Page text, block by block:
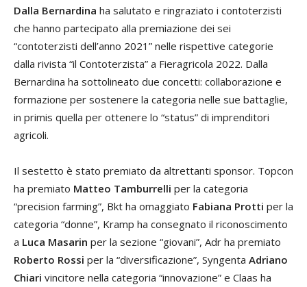
Dalla Bernardina ha salutato e ringraziato i contoterzisti
che hanno partecipato alla premiazione dei sei
“contoterzisti dell’anno 2021” nelle rispettive categorie
dalla rivista “il Contoterzista” a Fieragricola 2022. Dalla
Bernardina ha sottolineato due concetti: collaborazione e
formazione per sostenere la categoria nelle sue battaglie,
in primis quella per ottenere lo “status” di imprenditori
agricoli.
Il sestetto è stato premiato da altrettanti sponsor. Topcon
ha premiato Matteo Tamburrelli per la categoria
“precision farming”, Bkt ha omaggiato Fabiana Protti per la
categoria “donne”, Kramp ha consegnato il riconoscimento
a Luca Masarin per la sezione “giovani”, Adr ha premiato
Roberto Rossi per la “diversificazione”, Syngenta Adriano
Chiari vincitore nella categoria “innovazione” e Claas ha